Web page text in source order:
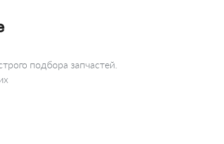
подбора запчастей.